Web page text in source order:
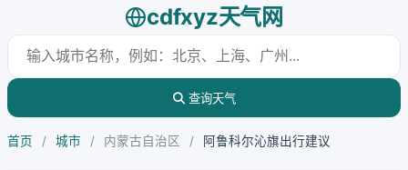
cdfxyz天气网
查询天气
首页 / 城市 / 内蒙古自治区 / 阿鲁科尔沁旗出行建议